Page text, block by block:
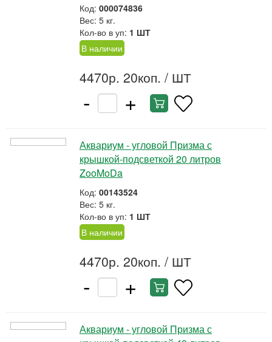
Код: 000074836
Вес: 5 кг.
Кол-во в уп: 1 ШТ
В наличии
4470р. 20коп. / ШТ
- +
Аквариум - угловой Призма с
крышкой-подсветкой 20 литров
ZooMoDa
Код: 00143524
Вес: 5 кг.
Кол-во в уп: 1 ШТ
В наличии
4470р. 20коп. / ШТ
- +
Аквариум - угловой Призма с